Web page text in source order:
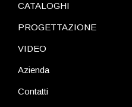
CATALOGHI
PROGETTAZIONE
VIDEO
Azienda
Contatti